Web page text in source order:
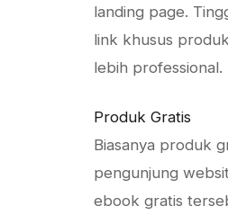
landing page.
link khusus
lebih professional.
Produk Gratis
Biasanya produk
pengunjung
ebook gratis